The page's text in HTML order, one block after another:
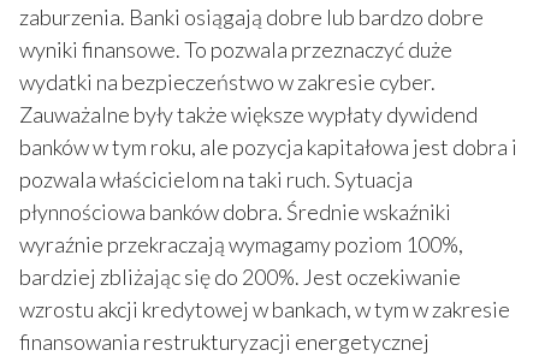
zaburzenia. Banki osiągają dobre lub bardzo dobre
wyniki finansowe. To pozwala przeznaczyć duże
wydatki na bezpieczeństwo w zakresie cyber.
Zauważalne były także większe wypłaty dywidend
banków w tym roku, ale pozycja kapitałowa jest dobra i
pozwala właścicielom na taki ruch. Sytuacja
płynnościowa banków dobra. Średnie wskaźniki
wyraźnie przekraczają wymagamy poziom 100%,
bardziej zbliżając się do 200%. Jest oczekiwanie
wzrostu akcji kredytowej w bankach, w tym w zakresie
finansowania restrukturyzacji energetycznej